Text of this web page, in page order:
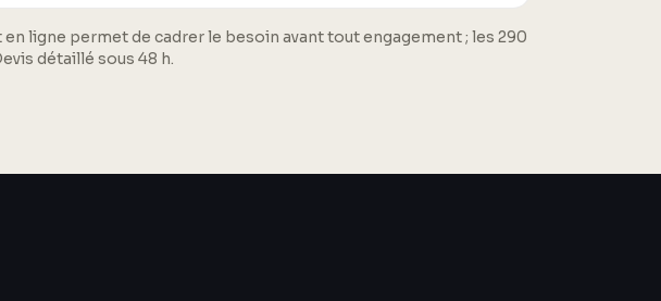
ligne permet de cadrer le besoin avant tout engagement ; les 290
détaillé sous 48 h.